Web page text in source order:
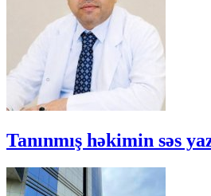
Tanınmış həkimin səs